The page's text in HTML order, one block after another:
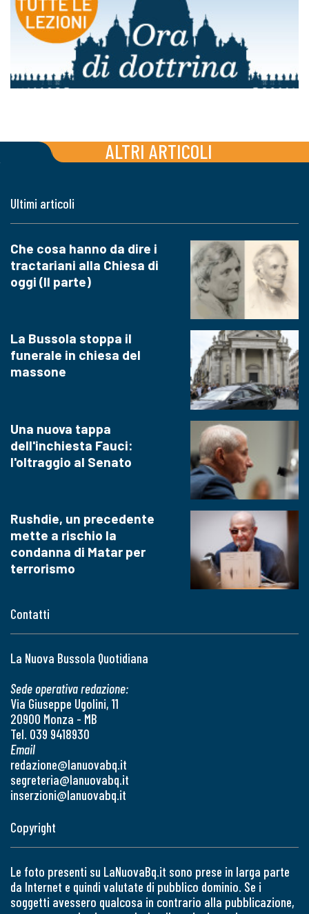
ALTRI ARTICOLI
Contatti
La Nuova Bussola Quotidiana
Sede operativa redazione:
Via Giuseppe Ugolini, 11
20900 Monza - MB
Tel. 039 9418930
Email
redazione@lanuovabq.it
segreteria@lanuovabq.it
inserzioni@lanuovabq.it
Ultimi articoli
Che cosa hanno da dire i
tractariani alla Chiesa di
oggi (II parte)
La Bussola stoppa il
funerale in chiesa del
massone
Una nuova tappa
dell'inchiesta Fauci:
l'oltraggio al Senato
Rushdie, un precedente
mette a rischio la
condanna di Matar per
terrorismo
Copyright
Le foto presenti su LaNuovaBq.it sono prese in larga parte
da Internet e quindi valutate di pubblico dominio. Se i
soggetti avessero qualcosa in contrario alla pubblicazione,